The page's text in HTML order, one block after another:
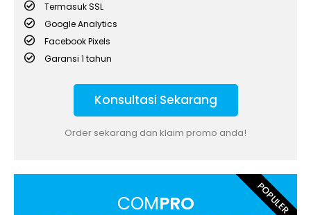
Termasuk SSL
Google Analytics
Facebook Pixels
Garansi 1 tahun
Konsultasi Sekarang
Order sekarang dan klaim promo anda!
COMPRO POPULER